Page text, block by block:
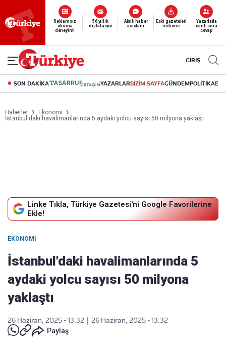
Yeni nesil dijital
abonelik 19 TL’den başlayan fiyatlarla.
GİRİŞ
SON DAKİKA YAZARLARBİZİM SAYFAGÜNDEMPOLİTİKA
Haberler
Ekonomi
İstanbul'daki havalimanlarında 5 aydaki yolcu sayısı 50 milyona yaklaştı
Linke Tıkla, Türkiye Gazetesi'ni Google Favorilerine
Ekle!
EKONOMI
İstanbul'daki havalimanlarında 5
aydaki yolcu sayısı 50 milyona
yaklaştı
26 Haziran, 2025 - 13:32
26 Haziran, 2025 - 13:32
Paylaş